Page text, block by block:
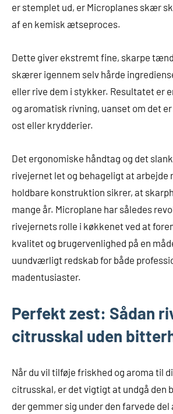
er stemplet ud, er Microplanes skær
af en kemisk ætseproces.
Dette giver ekstremt fine, skarpe
skærer igennem selv hårde
eller rive dem i stykker. Resultatet er
og aromatisk rivning, uanset om det
ost eller krydderier.
Det ergonomiske håndtag og det
rivejernet let og behageligt at arbejde
holdbare konstruktion sikrer, at
mange år. Microplane har således
rivejernets rolle i køkkenet ved at
kvalitet og brugervenlighed på en
uundværligt redskab for både
madentusiaster.
Perfekt zest: Sådan
citrusskal uden
Når du vil tilføje friskhed og aroma til
citrusskal, er det vigtigt at undgå den
der gemmer sig under den farvede